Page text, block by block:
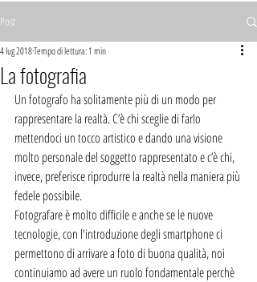
Post
La fotografia
4 lug 2018Tempo di lettura: 1 min
Un fotografo ha solitamente più di un modo per
rappresentare la realtà. C’è chi sceglie di farlo
mettendoci un tocco artistico e dando una visione
molto personale del soggetto rappresentato e c’è chi,
invece, preferisce riprodurre la realtà nella maniera più
fedele possibile.
Fotografare è molto difficile e anche se le nuove
tecnologie, con l'introduzione degli smartphone ci
permettono di arrivare a foto di buona qualità, noi
continuiamo ad avere un ruolo fondamentale perchè